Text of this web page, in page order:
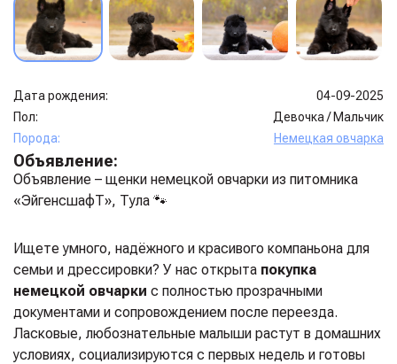
Дата рождения:
04-09-2025
Пол:
Девочка / Мальчик
Порода:
Немецкая овчарка
Объявление:
Объявление – щенки немецкой овчарки из питомника
«ЭйгенсшафТ», Тула 🐾
Ищете умного, надёжного и красивого компаньона для
семьи и дрессировки? У нас открыта покупка
немецкой овчарки с полностью прозрачными
документами и сопровождением после переезда.
Ласковые, любознательные малыши растут в домашних
условиях, социализируются с первых недель и готовы